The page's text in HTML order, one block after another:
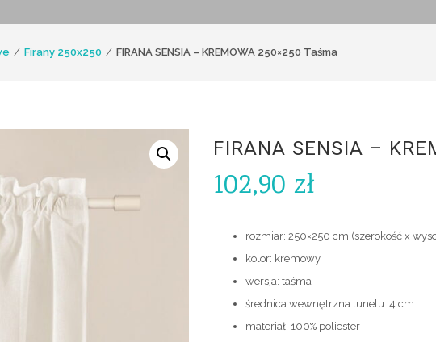
Firany 250x250 FIRANA SENSIA – KREMOWA 250×250 Taśma
FIRANA SENSIA –
102,90zł
rozmiar: 250×250 cm (szerokość x
kolor: kremowy
wersja: taśma
średnica wewnętrzna tunelu: 4 cm
materiał: 100% poliester